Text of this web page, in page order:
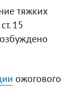
тяжких
15
ожогового